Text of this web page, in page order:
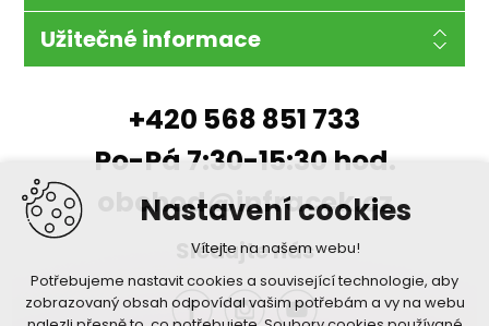
Nastavení cookies
Vítejte na našem webu!
Potřebujeme nastavit cookies a související technologie, aby
zobrazovaný obsah odpovídal vašim potřebám a vy na webu
Užitečné informace
+420 568 851 733
Po-Pá 7:30-15:30 hod.
obchod@infracek.cz
Sledujte nás